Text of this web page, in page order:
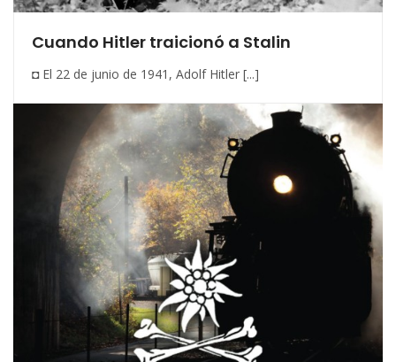
Cuando Hitler traicionó a Stalin
◘ El 22 de junio de 1941, Adolf Hitler [...]